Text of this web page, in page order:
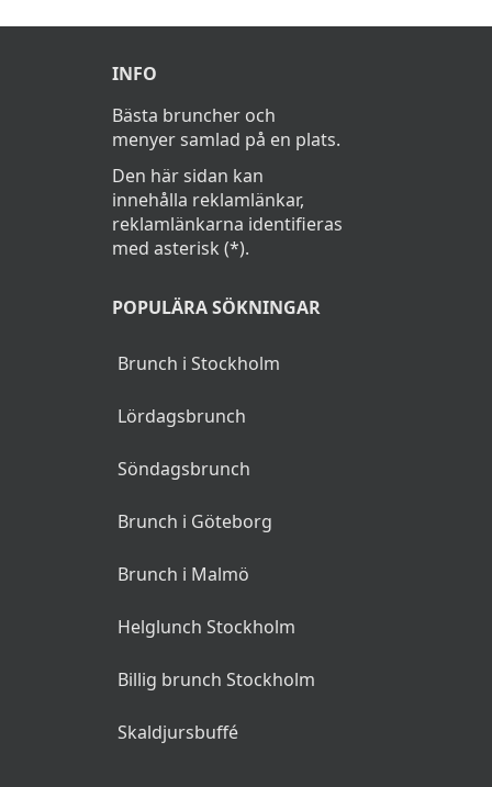
INFO
Bästa bruncher och
menyer samlad på en plats.
Den här sidan kan
innehålla reklamlänkar,
reklamlänkarna identifieras
med asterisk (*).
POPULÄRA SÖKNINGAR
Brunch i Stockholm
Lördagsbrunch
Söndagsbrunch
Brunch i Göteborg
Brunch i Malmö
Helglunch Stockholm
Billig brunch Stockholm
Skaldjursbuffé